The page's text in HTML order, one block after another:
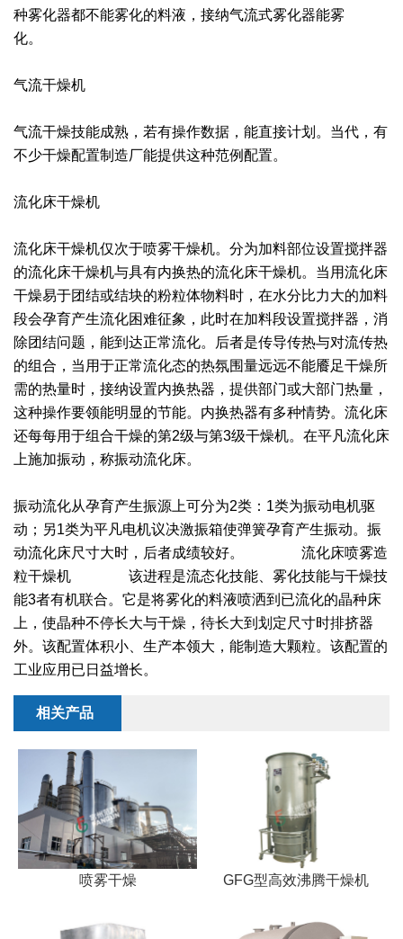
载体干燥系列
烘箱干燥系列
管束干燥系列
社会责任报告
种雾化器都不能雾化的料液，接纳气流式雾化器能雾
化。
气流干燥机
气流干燥技能成熟，若有操作数据，能直接计划。当代，有
不少干燥配置制造厂能提供这种范例配置。
流化床干燥机
流化床干燥机仅次于喷雾干燥机。分为加料部位设置搅拌器
的流化床干燥机与具有内换热的流化床干燥机。当用流化床
干燥易于团结或结块的粉粒体物料时，在水分比力大的加料
段会孕育产生流化困难征象，此时在加料段设置搅拌器，消
除团结问题，能到达正常流化。后者是传导传热与对流传热
的组合，当用于正常流化态的热氛围量远远不能餍足干燥所
需的热量时，接纳设置内换热器，提供部门或大部门热量，
这种操作要领能明显的节能。内换热器有多种情势。流化床
还每每用于组合干燥的第2级与第3级干燥机。在平凡流化床
上施加振动，称振动流化床。
振动流化从孕育产生振源上可分为2类：1类为振动电机驱
动；另1类为平凡电机议决激振箱使弹簧孕育产生振动。振
动流化床尺寸大时，后者成绩较好。 流化床喷雾造
粒干燥机 该进程是流态化技能、雾化技能与干燥技
能3者有机联合。它是将雾化的料液喷洒到已流化的晶种床
上，使晶种不停长大与干燥，待长大到划定尺寸时排挤器
外。该配置体积小、生产本领大，能制造大颗粒。该配置的
工业应用已日益增长。
相关产品
喷雾干燥 GFG型高效沸腾干燥机